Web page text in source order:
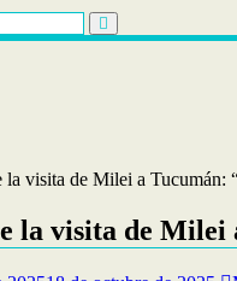
la visita de Milei a Tucumán:
la visita de Milei